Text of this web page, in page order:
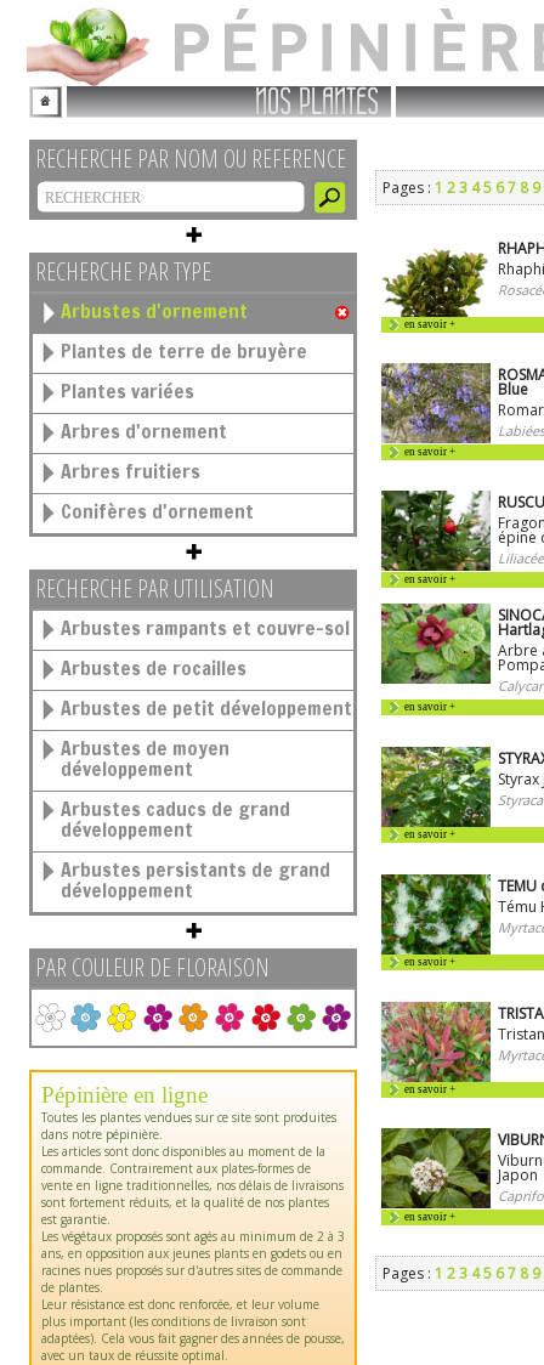
NOS PLANTES
RECHERCHE PAR NOM OU REFERENCE
RECHERCHE PAR TYPE
Arbustes d'ornement
Plantes de terre de bruyère
Plantes variées
Arbres d'ornement
Arbres fruitiers
Conifères d'ornement
RECHERCHE PAR UTILISATION
Arbustes rampants et couvre-sol
Arbustes de rocailles
Arbustes de petit développement
Arbustes de moyen
développement
Arbustes caducs de grand
développement
Arbustes persistants de grand
développement
PAR COULEUR DE FLORAISON
Pépinière en ligne
Toutes les plantes vendues sur ce site sont produites
dans notre pépinière.
Les articles sont donc disponibles au moment de la
commande. Contrairement aux plates-formes de
vente en ligne traditionnelles, nos délais de livraisons
sont fortement réduits, et la qualité de nos plantes
est garantie.
Les végétaux proposés sont agés au minimum de 2 à 3
ans, en opposition aux jeunes plants en godets ou en
racines nues proposés sur d'autres sites de commande
de plantes.
Leur résistance est donc renforcée, et leur volume
plus important (les conditions de livraison sont
adaptées). Cela vous fait gagner des années de pousse,
avec un taux de réussite optimal.
Pages : 1 23 45 67 8 9
en savoir +
Blue
en savoir +
épine
en savoir +
Arbre
en savoir +
Styrax
en savoir +
TEMU
Tému
en savoir +
en savoir +
Japon
en savoir +
Pages : 1 23 45 67 8 9